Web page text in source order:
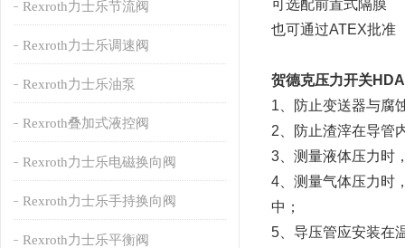
Rexroth力士乐节流阀
Rexroth力士乐调速阀
Rexroth力士乐油泵
Rexroth叠加式液控阀
Rexroth力士乐电磁换向阀
Rexroth力士乐手持换向阀
Rexroth力士乐平衡阀
可选配前置式隔膜
也可通过ATEX批准
贺德克压力开关
1、防止变送器与腐
2、防止渣滓在导管
3、测量液体压力时
4、测量气体压力时
中；
5、导压管应安装在